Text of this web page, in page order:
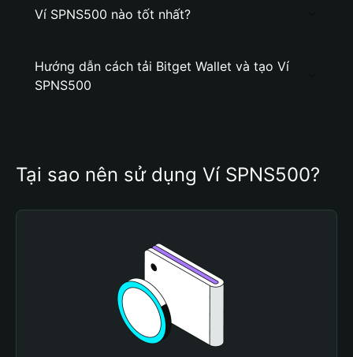
Ví SPNS500 nào tốt nhất?
Hướng dẫn cách tải Bitget Wallet và tạo Ví
SPNS500
Tại sao nên sử dụng Ví SPNS500?